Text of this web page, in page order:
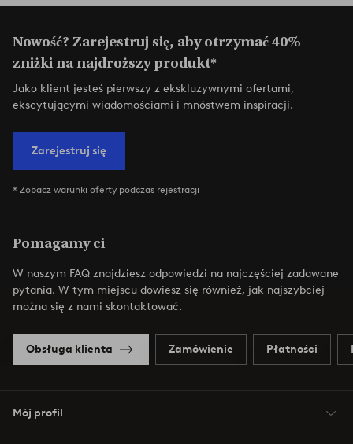
Nowość? Zarejestruj się, aby otrzymać 40%
zniżki na najdroższy produkt*
Jako klient jesteś pierwszy z ekskluzywnymi ofertami,
ekscytującymi wiadomościami i mnóstwem inspiracji.
Zarejestruj się
* Zobacz warunki oferty podczas rejestracji
Pomagamy ci
W naszym FAQ znajdziesz odpowiedzi na najczęściej zadawane
pytania. W tym miejscu dowiesz się również, jak najszybciej
można się z nami skontaktować.
Obsługa klienta Zamówienie Płatności
Mój profil